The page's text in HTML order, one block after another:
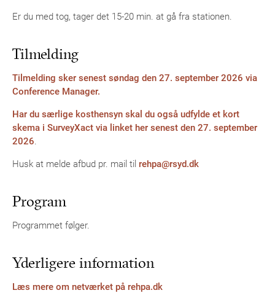
Er du med tog, tager det 15-20 min. at gå fra stationen.
Tilmelding
Tilmelding sker senest søndag den 27. september 2026 via
Conference Manager.
Har du særlige kosthensyn skal du også udfylde et kort
skema i SurveyXact via linket her senest den 27. september
2026.
Husk at melde afbud pr. mail til rehpa@rsyd.dk
Program
Programmet følger.
Yderligere information
Læs mere om netværket på rehpa.dk